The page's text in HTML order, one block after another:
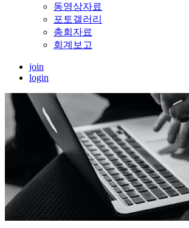
동영상자료
포토갤러리
총회자료
회계보고
join
login